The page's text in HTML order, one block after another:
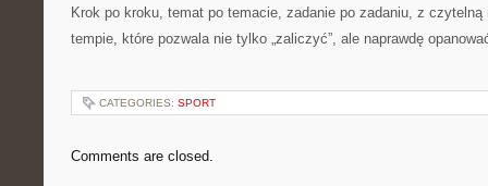
Krok po kroku, temat po temacie, zadanie po zadaniu, z
tempie, które pozwala nie tylko „zaliczyć”, ale naprawdę
CATEGORIES: SPORT
Comments are closed.